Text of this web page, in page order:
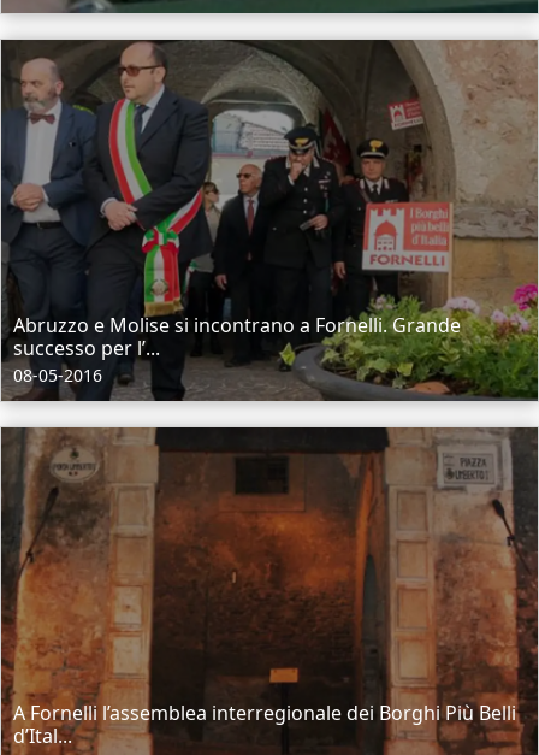
Abruzzo e Molise si incontrano a Fornelli. Grande
successo per l’...
08-05-2016
A Fornelli l’assemblea interregionale dei Borghi Più Belli
d’Ital...